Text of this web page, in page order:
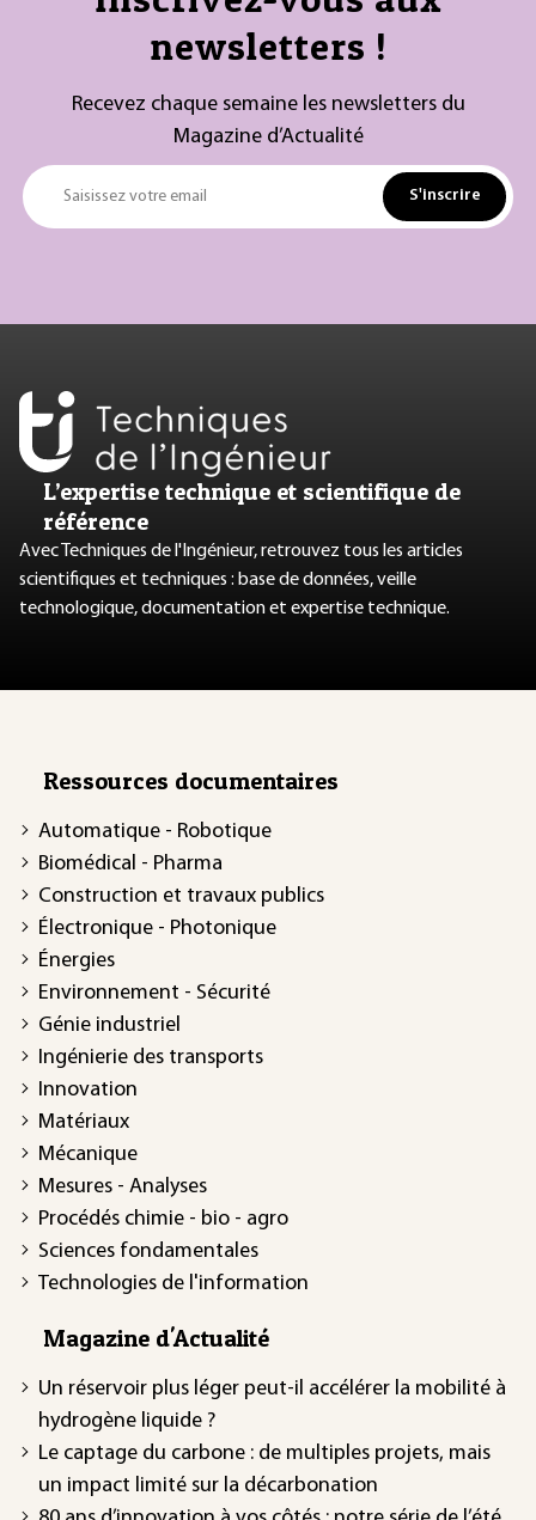
newsletters !
Recevez chaque semaine les newsletters du
Magazine d’Actualité
Saisissez votre email S'inscrire
L’expertise technique et scientifique de
référence
Avec Techniques de l'Ingénieur, retrouvez tous les articles
scientifiques et techniques : base de données, veille
technologique, documentation et expertise technique.
Ressources documentaires
Automatique - Robotique
Biomédical - Pharma
Construction et travaux publics
Électronique - Photonique
Énergies
Environnement - Sécurité
Génie industriel
Ingénierie des transports
Innovation
Matériaux
Mécanique
Mesures - Analyses
Procédés chimie - bio - agro
Sciences fondamentales
Technologies de l'information
Magazine d'Actualité
Un réservoir plus léger peut-il accélérer la mobilité à
hydrogène liquide ?
Le captage du carbone : de multiples projets, mais
un impact limité sur la décarbonation